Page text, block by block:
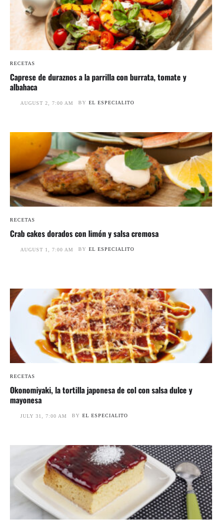
RECETAS
Caprese de duraznos a la parrilla con burrata, tomate y
albahaca
AUGUST 2, 7:00 AM BY EL ESPECIALITO
RECETAS
Crab cakes dorados con limón y salsa cremosa
AUGUST 1, 7:00 AM BY EL ESPECIALITO
RECETAS
Okonomiyaki, la tortilla japonesa de col con salsa dulce y
mayonesa
JULY 31, 7:00 AM BY EL ESPECIALITO